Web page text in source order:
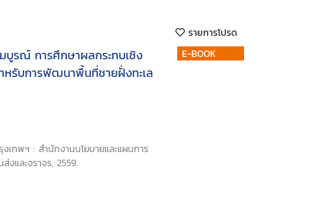
รายการโปรด
บูรณ์ การศึกษาผลกระทบเชิง
หรับการพัฒนาพื้นที่ชายฝั่งทะเล
งเทพฯ : สำนักงานนโยบายและแผนการ
ส่งและจราจร, 2559.
E-BOOK